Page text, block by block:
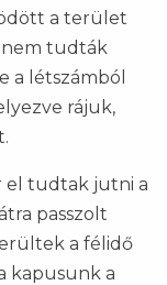
a terület
nem tudták
a létszámból
rájuk,
el tudtak jutni a
passzolt
a félidő
kapusunk a